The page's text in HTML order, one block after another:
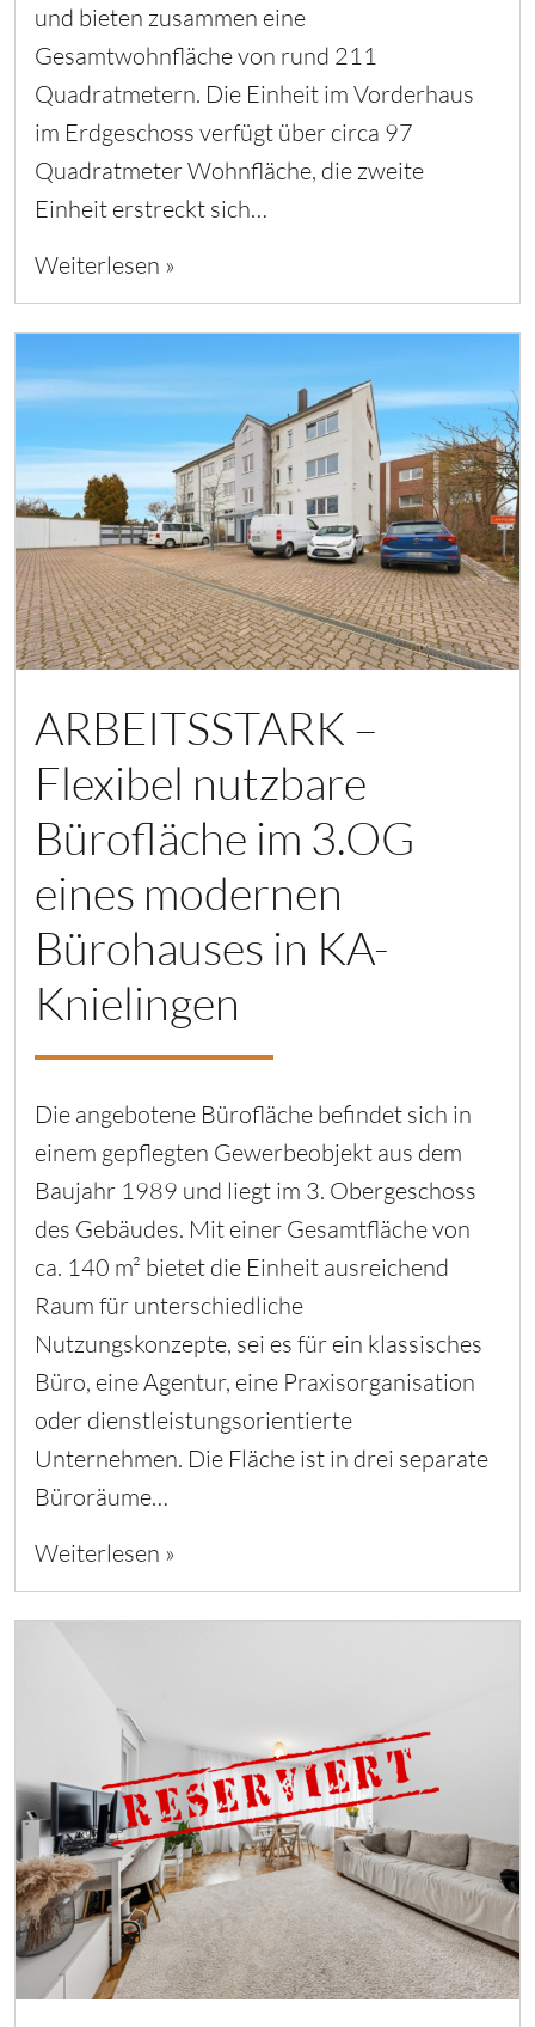
und bieten zusammen eine
Gesamtwohnfläche von rund 211
Quadratmetern. Die Einheit im Vorderhaus
im Erdgeschoss verfügt über circa 97
Quadratmeter Wohnfläche, die zweite
Einheit erstreckt sich…
Weiterlesen »
ARBEITSSTARK –
Flexibel nutzbare
Bürofläche im 3.OG
eines modernen
Bürohauses in KA-
Knielingen
Die angebotene Bürofläche befindet sich in
einem gepflegten Gewerbeobjekt aus dem
Baujahr 1989 und liegt im 3. Obergeschoss
des Gebäudes. Mit einer Gesamtfläche von
ca. 140 m² bietet die Einheit ausreichend
Raum für unterschiedliche
Nutzungskonzepte, sei es für ein klassisches
Büro, eine Agentur, eine Praxisorganisation
oder dienstleistungsorientierte
Unternehmen. Die Fläche ist in drei separate
Büroräume…
Weiterlesen »